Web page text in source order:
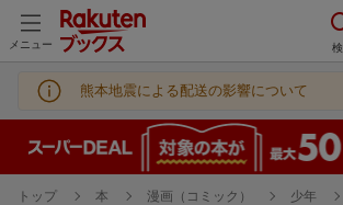
メニュー
熊本地震による配送の影響について
トップ 本 漫画（コミック） 少年